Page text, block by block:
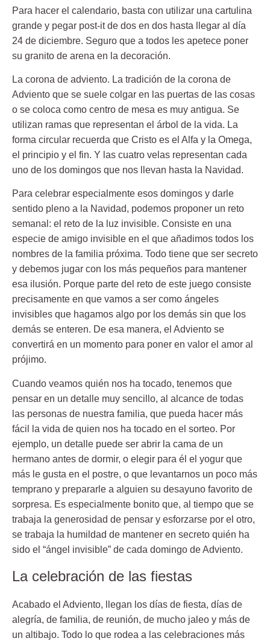
Para hacer el calendario, basta con utilizar una cartulina
grande y pegar post-it de dos en dos hasta llegar al día
24 de diciembre. Seguro que a todos les apetece poner
su granito de arena en la decoración.
La corona de adviento. La tradición de la corona de
Adviento que se suele colgar en las puertas de las cosas
o se coloca como centro de mesa es muy antigua. Se
utilizan ramas que representan el árbol de la vida. La
forma circular recuerda que Cristo es el Alfa y la Omega,
el principio y el fin. Y las cuatro velas representan cada
uno de los domingos que nos llevan hasta la Navidad.
Para celebrar especialmente esos domingos y darle
sentido pleno a la Navidad, podemos proponer un reto
semanal: el reto de la luz invisible. Consiste en una
especie de amigo invisible en el que añadimos todos los
nombres de la familia próxima. Todo tiene que ser secreto
y debemos jugar con los más pequeños para mantener
esa ilusión. Porque parte del reto de este juego consiste
precisamente en que vamos a ser como ángeles
invisibles que hagamos algo por los demás sin que los
demás se enteren. De esa manera, el Adviento se
convertirá en un momento para poner en valor el amor al
prójimo.
Cuando veamos quién nos ha tocado, tenemos que
pensar en un detalle muy sencillo, al alcance de todas
las personas de nuestra familia, que pueda hacer más
fácil la vida de quien nos ha tocado en el sorteo. Por
ejemplo, un detalle puede ser abrir la cama de un
hermano antes de dormir, o elegir para él el yogur que
más le gusta en el postre, o que levantarnos un poco más
temprano y prepararle a alguien su desayuno favorito de
sorpresa. Es especialmente bonito que, al tiempo que se
trabaja la generosidad de pensar y esforzarse por el otro,
se trabaja la humildad de mantener en secreto quién ha
sido el “ángel invisible” de cada domingo de Adviento.
La celebración de las fiestas
Acabado el Adviento, llegan los días de fiesta, días de
alegría, de familia, de reunión, de mucho jaleo y más de
un altibajo. Todo lo que rodea a las celebraciones más